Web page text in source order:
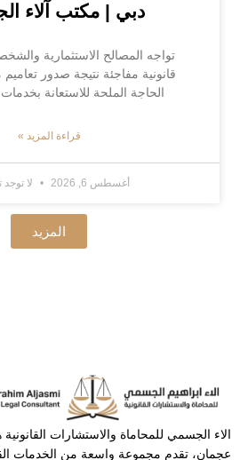
دبي | مكتب آلاء
تواجه المصالح الاستثمارية
قانونية مفاجئة نتيجة صدور تعاميم
الحاجة الملحة للاستعانة
قراءة المزيد »
أغسطس 6, 2026 لا توجد
المزيد
الاء الجسمي للمحاماة والاستشارات
عجمان، تقدم مجموعة واسعة من الخدمات